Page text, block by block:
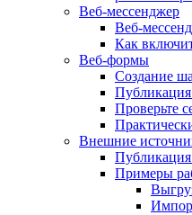
Веб-мессенджер
Веб-
Как
Веб-формы
Создание
Проверьте
Внешние
Примеры